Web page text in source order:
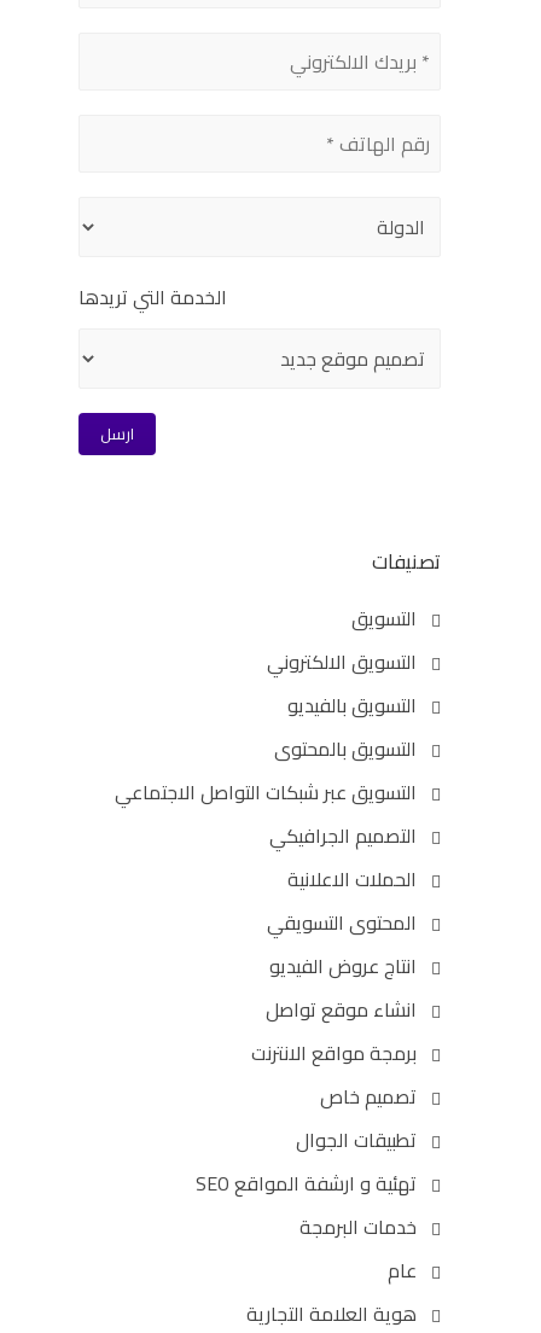
الخدمة التي تريدها
تصنيفات
التسويق
التسويق الالكتروني
التسويق بالفيديو
التسويق بالمحتوى
التسويق عبر شبكات التواصل الاجتماعي
التصميم الجرافيكي
الحملات الاعلانية
المحتوى التسويقي
انتاج عروض الفيديو
انشاء موقع تواصل
برمجة مواقع الانترنت
تصميم خاص
تطبيقات الجوال
تهئية و ارشفة المواقع SEO
خدمات البرمجة
عام
هوية العلامة التجارية